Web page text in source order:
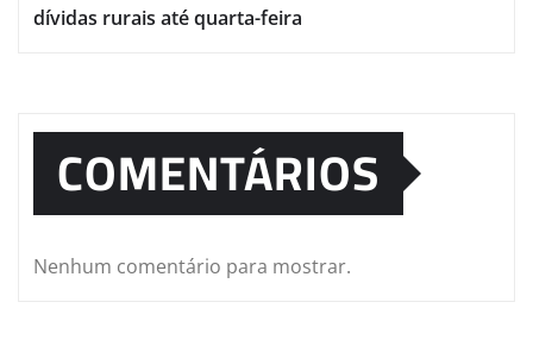
dívidas rurais até quarta-feira
COMENTÁRIOS
Nenhum comentário para mostrar.